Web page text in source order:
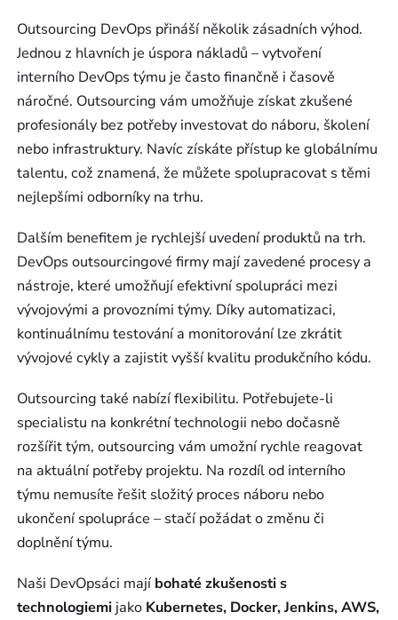
Outsourcing DevOps přináší několik zásadních výhod.
Jednou z hlavních je úspora nákladů – vytvoření
interního DevOps týmu je často finančně i časově
náročné. Outsourcing vám umožňuje získat zkušené
profesionály bez potřeby investovat do náboru, školení
nebo infrastruktury. Navíc získáte přístup ke globálnímu
talentu, což znamená, že můžete spolupracovat s těmi
nejlepšími odborníky na trhu.
Dalším benefitem je rychlejší uvedení produktů na trh.
DevOps outsourcingové firmy mají zavedené procesy a
nástroje, které umožňují efektivní spolupráci mezi
vývojovými a provozními týmy. Díky automatizaci,
kontinuálnímu testování a monitorování lze zkrátit
vývojové cykly a zajistit vyšší kvalitu produkčního kódu.
Outsourcing také nabízí flexibilitu. Potřebujete-li
specialistu na konkrétní technologii nebo dočasně
rozšířit tým, outsourcing vám umožní rychle reagovat
na aktuální potřeby projektu. Na rozdíl od interního
týmu nemusíte řešit složitý proces náboru nebo
ukončení spolupráce – stačí požádat o změnu či
doplnění týmu.
Naši DevOpsáci mají bohaté zkušenosti s
technologiemi jako Kubernetes, Docker, Jenkins, AWS,